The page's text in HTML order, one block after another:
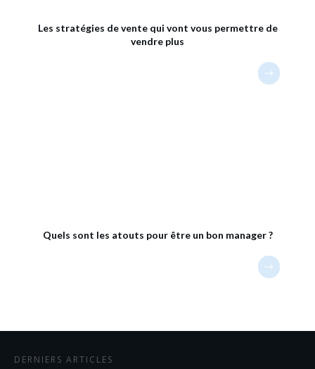
Les stratégies de vente qui vont vous permettre de
vendre plus
Quels sont les atouts pour être un bon manager ?
DERNIERS ARTICLES